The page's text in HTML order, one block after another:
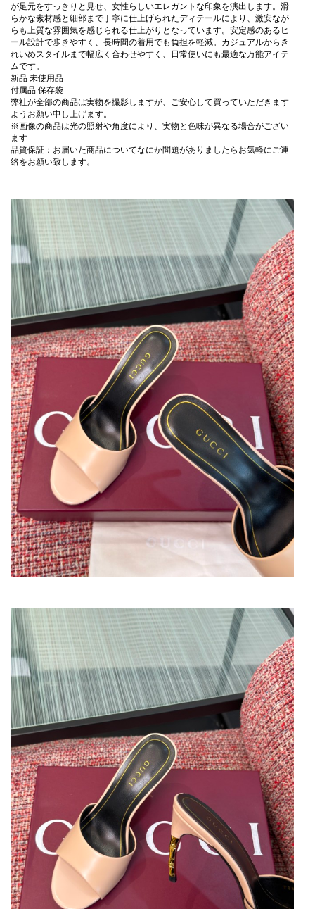
が足元をすっきりと見せ、女性らしいエレガントな印象を演出します。滑
らかな素材感と細部まで丁寧に仕上げられたディテールにより、激安なが
らも上質な雰囲気を感じられる仕上がりとなっています。安定感のあるヒ
ール設計で歩きやすく、長時間の着用でも負担を軽減。カジュアルからき
れいめスタイルまで幅広く合わせやすく、日常使いにも最適な万能アイテ
ムです。
新品 未使用品
付属品 保存袋
弊社が全部の商品は実物を撮影しますが、ご安心して買っていただきます
ようお願い申し上げます。
※画像の商品は光の照射や角度により、実物と色味が異なる場合がござい
ます
品質保証：お届いた商品についてなにか問題がありましたらお気軽にご連
絡をお願い致します。